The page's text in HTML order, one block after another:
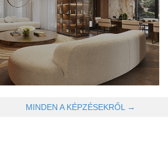
MINDEN A KÉPZÉSEKRŐL →